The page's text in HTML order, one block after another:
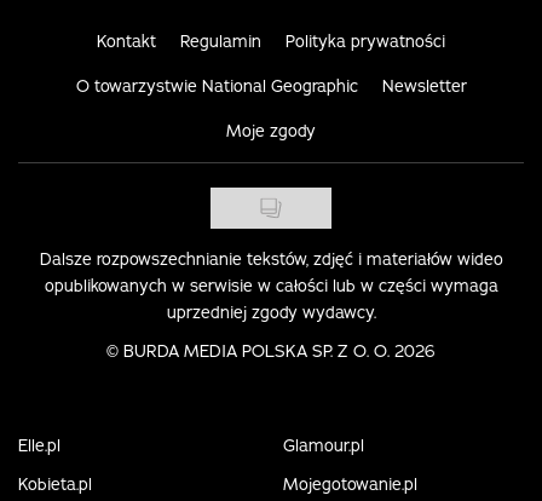
Kontakt Regulamin Polityka prywatności
O towarzystwie National Geographic Newsletter
Moje zgody
Dalsze rozpowszechnianie tekstów, zdjęć i materiałów wideo
opublikowanych w serwisie w całości lub w części wymaga
uprzedniej zgody wydawcy.
© BURDA MEDIA POLSKA SP. Z O. O. 2026
Elle.pl
Glamour.pl
Kobieta.pl
Mojegotowanie.pl